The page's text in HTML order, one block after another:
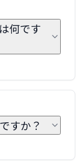
何です
すか？